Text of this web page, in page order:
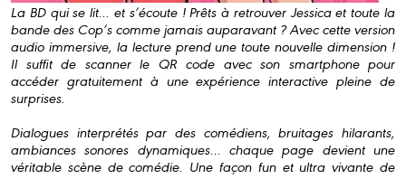
La BD qui se lit… et s’écoute ! Prêts à retrouver Jessica et toute la
bande des Cop’s comme jamais auparavant ? Avec cette version
audio immersive, la lecture prend une toute nouvelle dimension !
Il suffit de scanner le QR code avec son smartphone pour
accéder gratuitement à une expérience interactive pleine de
surprises.
Dialogues interprétés par des comédiens, bruitages hilarants,
ambiances sonores dynamiques… chaque page devient une
véritable scène de comédie. Une façon fun et ultra vivante de